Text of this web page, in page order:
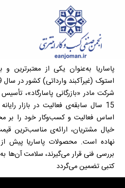
پاساریا به‌عنوان یکی از معتبرترین
شرکت مادر «بازرگانی پاسارگاد»،
15 سال سابقه‌ی فعالیت در بازار
اساس فعالیت و کسب‌وکار خود را بر
خیال مشتریان، ارائه‌ی مناسب‌ترین
نهاده است. محصولات پاساریا پیش
بررسی فنی قرار می‌گیرند، سلامت آن‌ها
کتبی تضمین می‌گردد